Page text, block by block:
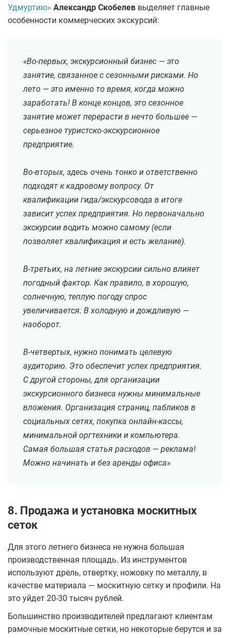
Удмуртию» Александр Скобелев выделяет главные
особенности коммерческих экскурсий:
«Во-первых, экскурсионный бизнес — это
занятие, связанное с сезонными рисками. Но
лето — это именно то время, когда можно
заработать! В конце концов, это сезонное
занятие может перерасти в нечто большее —
серьезное туристско-экскурсионное
предприятие.
Во-вторых, здесь очень тонко и ответственно
подходят к кадровому вопросу. От
квалификации гида/экскурсовода в итоге
зависит успех предприятия. Но первоначально
экскурсии водить можно самому (если
позволяет квалификация и есть желание).
В-третьих, на летние экскурсии сильно влияет
погодный фактор. Как правило, в хорошую,
солнечную, теплую погоду спрос
увеличивается. В холодную и дождливую —
наоборот.
В-четвертых, нужно понимать целевую
аудиторию. Это обеспечит успех предприятия.
С другой стороны, для организации
экскурсионного бизнеса нужны минимальные
вложения. Организация страниц, пабликов в
социальных сетях, покупка онлайн-кассы,
минимальной оргтехники и компьютера.
Самая большая статья расходов — реклама!
Можно начинать и без аренды офиса»
8. Продажа и установка москитных
сеток
Для этого летнего бизнеса не нужна большая
производственная площадь. Из инструментов
используют дрель, отвертку, ножовку по металлу, в
качестве материала — москитную сетку и профили. На
это уйдет 20-30 тысяч рублей.
Большинство производителей предлагают клиентам
рамочные москитные сетки, но некоторые берутся и за